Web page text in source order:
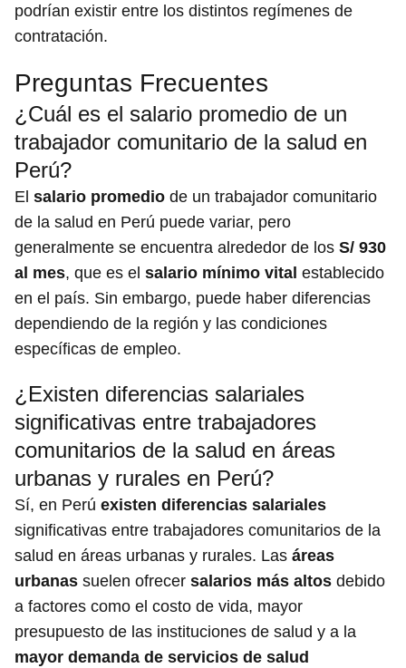
podrían existir entre los distintos regímenes de
contratación.
Preguntas Frecuentes
¿Cuál es el salario promedio de un
trabajador comunitario de la salud en
Perú?
El salario promedio de un trabajador comunitario
de la salud en Perú puede variar, pero
generalmente se encuentra alrededor de los S/ 930
al mes, que es el salario mínimo vital establecido
en el país. Sin embargo, puede haber diferencias
dependiendo de la región y las condiciones
específicas de empleo.
¿Existen diferencias salariales
significativas entre trabajadores
comunitarios de la salud en áreas
urbanas y rurales en Perú?
Sí, en Perú existen diferencias salariales
significativas entre trabajadores comunitarios de la
salud en áreas urbanas y rurales. Las áreas
urbanas suelen ofrecer salarios más altos debido
a factores como el costo de vida, mayor
presupuesto de las instituciones de salud y a la
mayor demanda de servicios de salud